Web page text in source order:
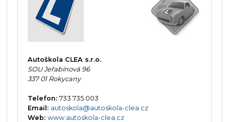
Autoškola CLEA s.r.o.
SOU Jeřabinová 96
337 01 Rokycany
Telefon: 733 735 003
Email: autoskola@autoskola-clea.cz
Web: www.autoskola-clea.cz